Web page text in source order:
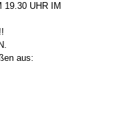
19.30 UHR IM
aus: